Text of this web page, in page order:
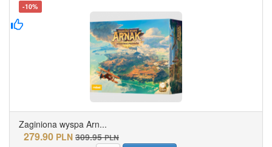
-10%
Zaginiona wyspa Arn...
279.90 PLN 309.95 PLN